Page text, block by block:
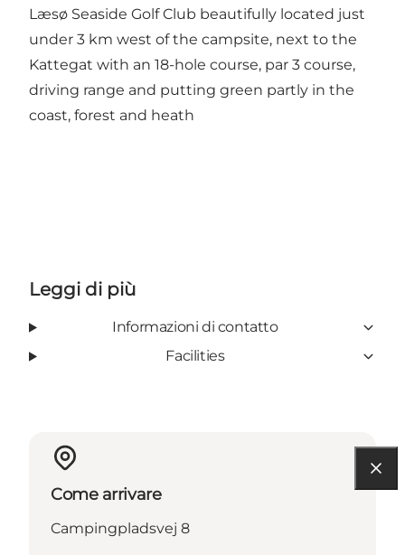
Læsø Seaside Golf Club beautifully located just
under 3 km west of the campsite, next to the
Kattegat with an 18-hole course, par 3 course,
driving range and putting green partly in the
coast, forest and heath
Leggi di più
Informazioni di contatto
Facilities
Come arrivare
Campingpladsvej 8